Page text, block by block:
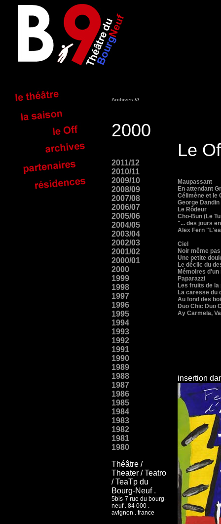
Archives ///
2000
2011/12
2010/11
2009/10
2008/09
2007/08
2006/07
2005/06
2004/05
2003/04
2002/03
2001/02
2000/01
2000
1999
1998
1997
1996
1995
1994
1993
1992
1991
1990
1989
1988
1987
1986
1985
1984
1983
1982
1981
1980
Théâtre /
Theater / Teatro
/ TeaTp du
Bourg-Neuf .
5bis-7 rue du bourg-
neuf . 84 000 .
avignon . france
Le
Maupassant
En attendant
Célimène et le
George Dandin
Le Rôdeur
Cho-Bun (Le
"... des jours
Alex Fern
Ciel
Noir même
Une petite
Le déclic du
Mémoires d'un
Paparazzi
Les fruits de la
La caresse du
Au fond des
Duo Chic Duo
Ay Carmela,
insertion